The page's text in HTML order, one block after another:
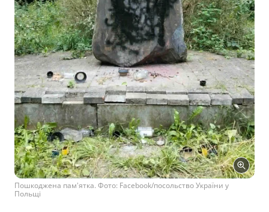
Пошкоджена пам'ятка. Фото: Facebook/посольство України у
Польщі